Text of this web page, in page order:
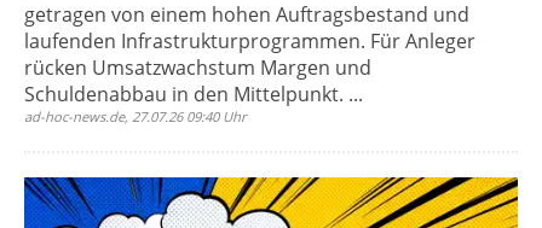
getragen von einem hohen Auftragsbestand und
laufenden Infrastrukturprogrammen. Für Anleger
rücken Umsatzwachstum Margen und
Schuldenabbau in den Mittelpunkt. ...
ad-hoc-news.de, 27.07.26 09:40 Uhr